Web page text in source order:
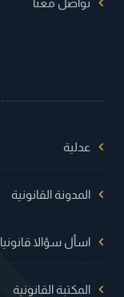
عدلية
المدونة القانونية
اسأل سؤالا قانونيا
المكتبة القانونية